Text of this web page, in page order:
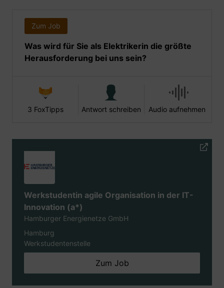
Zum Job
Was wird für Sie als Elektrikerin die größte
Herausforderung bei uns sein?
3 FoxTipps Antwort schreiben Audio aufnehmen
Werkstudentin agile Organisation in der IT-
Innovation (a*)
Hamburger Energienetze GmbH
Hamburg
Werkstudentenstelle
Zum Job